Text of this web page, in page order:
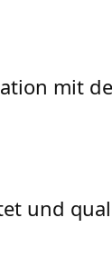
mit
und